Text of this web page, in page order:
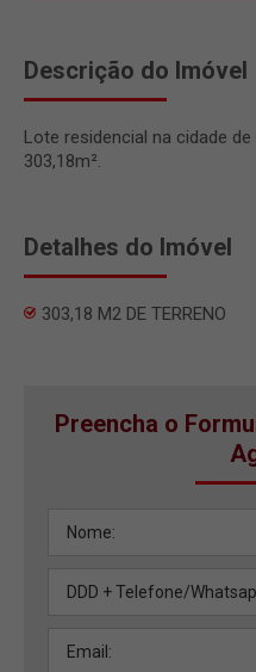
Descrição do Imóvel
Lote residencial na cidade
303,18m².
Detalhes do Imóvel
303,18 M2 DE TERRENO
Preencha o